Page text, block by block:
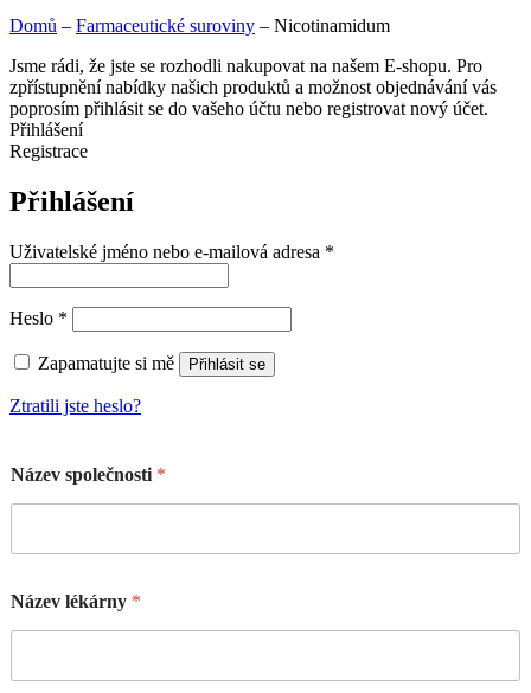
Domů – Farmaceutické suroviny – Nicotinamidum
Jsme rádi, že jste se rozhodli nakupovat na našem E-shopu. Pro
zpřístupnění nabídky našich produktů a možnost objednávání vás
poprosím přihlásit se do vašeho účtu nebo registrovat nový účet.
Přihlášení
Registrace
Přihlášení
Uživatelské jméno nebo e-mailová adresa *
Heslo *
Zapamatujte si mě Přihlásit se
Ztratili jste heslo?
Název společnosti *
Název lékárny *